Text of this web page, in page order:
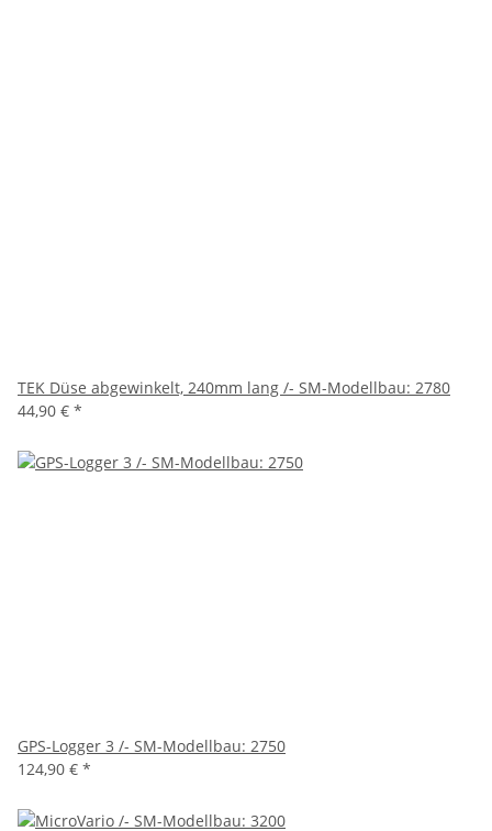
TEK Düse abgewinkelt, 240mm lang /- SM-Modellbau: 2780
44,90 € *
GPS-Logger 3 /- SM-Modellbau: 2750
124,90 € *